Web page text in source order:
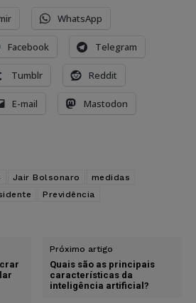
WhatsApp
Facebook Telegram
Tumblr Reddit
E-mail Mastodon
Jair Bolsonaro
medidas
Previdência
Próximo artigo
Quais são as principais
características da
inteligência artificial?